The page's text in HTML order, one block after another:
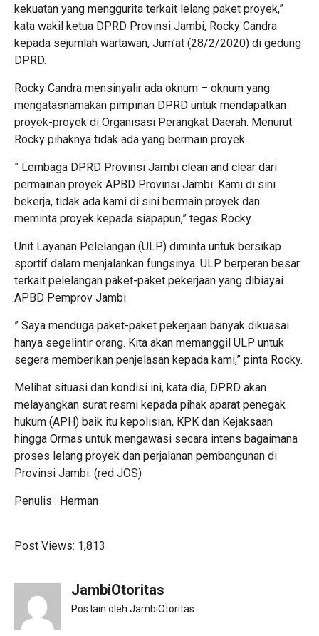
kekuatan yang menggurita terkait lelang paket proyek,”
kata wakil ketua DPRD Provinsi Jambi, Rocky Candra
kepada sejumlah wartawan, Jum’at (28/2/2020) di gedung
DPRD.
Rocky Candra mensinyalir ada oknum – oknum yang
mengatasnamakan pimpinan DPRD untuk mendapatkan
proyek-proyek di Organisasi Perangkat Daerah. Menurut
Rocky pihaknya tidak ada yang bermain proyek.
” Lembaga DPRD Provinsi Jambi clean and clear dari
permainan proyek APBD Provinsi Jambi. Kami di sini
bekerja, tidak ada kami di sini bermain proyek dan
meminta proyek kepada siapapun,” tegas Rocky.
Unit Layanan Pelelangan (ULP) diminta untuk bersikap
sportif dalam menjalankan fungsinya. ULP berperan besar
terkait pelelangan paket-paket pekerjaan yang dibiayai
APBD Pemprov Jambi.
” Saya menduga paket-paket pekerjaan banyak dikuasai
hanya segelintir orang. Kita akan memanggil ULP untuk
segera memberikan penjelasan kepada kami,” pinta Rocky.
Melihat situasi dan kondisi ini, kata dia, DPRD akan
melayangkan surat resmi kepada pihak aparat penegak
hukum (APH) baik itu kepolisian, KPK dan Kejaksaan
hingga Ormas untuk mengawasi secara intens bagaimana
proses lelang proyek dan perjalanan pembangunan di
Provinsi Jambi. (red JOS)
Penulis : Herman
Post Views: 1,813
JambiOtoritas
Pos lain oleh JambiOtoritas